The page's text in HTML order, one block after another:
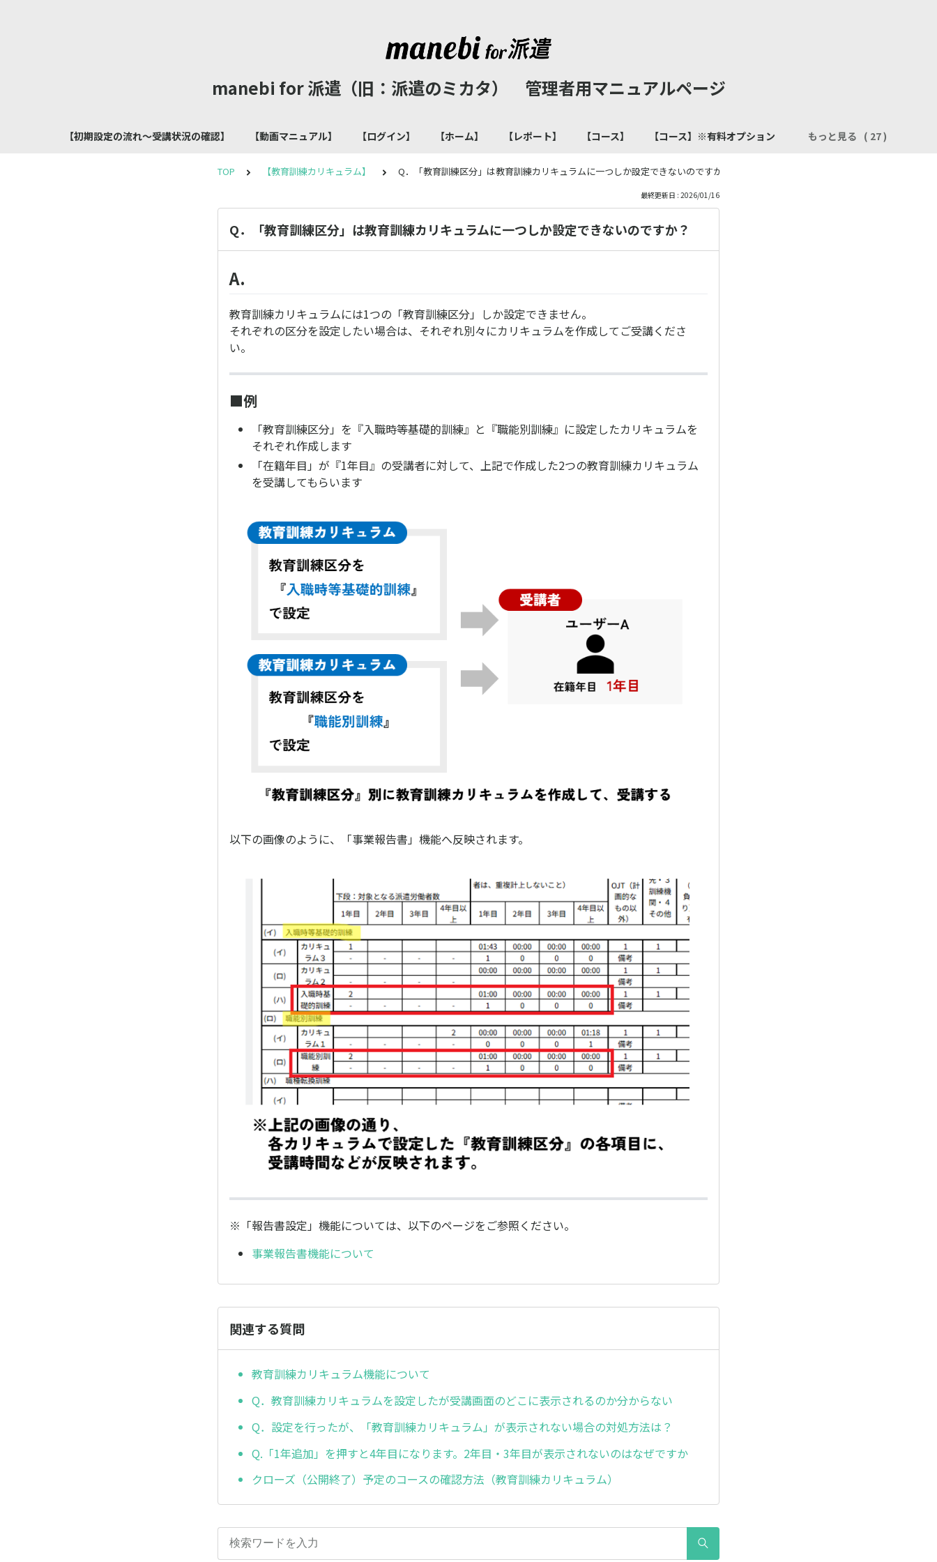
manebi for 派遣（旧：派遣のミカタ） 管理者用マニュアルページ
【初期設定の流れ～受講状況の確認】 【動画マニュアル】 【ログイン】 【ホーム】 【レポート】 【コース】 【コース】※有料オプション もっと見る
TOP 【教育訓練カリキュラム】 Q．「教育訓練区分」は教育訓練カリキュラムに一つしか設定できないのですか？
最終更新日 : 2026/01/16
Q．「教育訓練区分」は教育訓練カリキュラムに一つしか設定できないのですか？
A.
教育訓練カリキュラムには1つの「教育訓練区分」しか設定できません。
それぞれの区分を設定したい場合は、それぞれ別々にカリキュラムを作成してご受講くださ
い。
■例
「教育訓練区分」を『入職時等基礎的訓練』と『職能別訓練』に設定したカリキュラムを
それぞれ作成します
「在籍年目」が『1年目』の受講者に対して、上記で作成した2つの教育訓練カリキュラム
を受講してもらいます
以下の画像のように、「事業報告書」機能へ反映されます。
※「報告書設定」機能については、以下のページをご参照ください。
事業報告書機能について
関連する質問
教育訓練カリキュラム機能について
Q．教育訓練カリキュラムを設定したが受講画面のどこに表示されるのか分からない
Q．設定を行ったが、「教育訓練カリキュラム」が表示されない場合の対処方法は？
Q.「1年追加」を押すと4年目になります。2年目・3年目が表示されないのはなぜですか
クローズ（公開終了）予定のコースの確認方法（教育訓練カリキュラム）